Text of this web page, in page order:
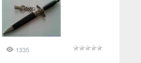
1335